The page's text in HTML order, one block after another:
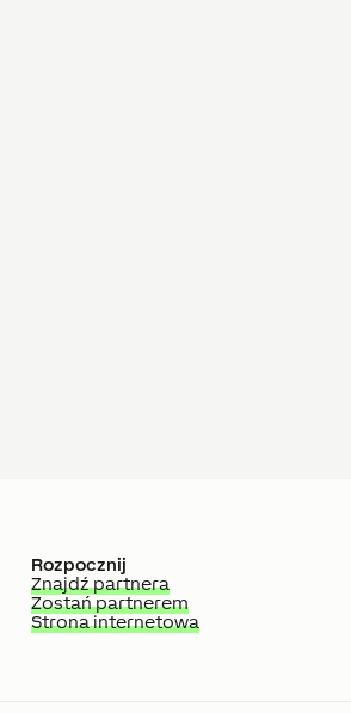
Rozpocznij
Znajdź partnera
Zostań partnerem
Strona internetowa